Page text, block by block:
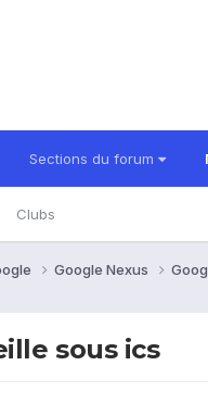
Sections du forum
Clubs
Google Nexus
sous ics